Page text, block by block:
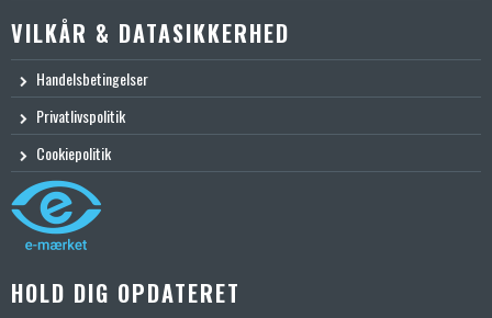
VILKÅR & DATASIKKERHED
Handelsbetingelser
Privatlivspolitik
Cookiepolitik
HOLD DIG OPDATERET